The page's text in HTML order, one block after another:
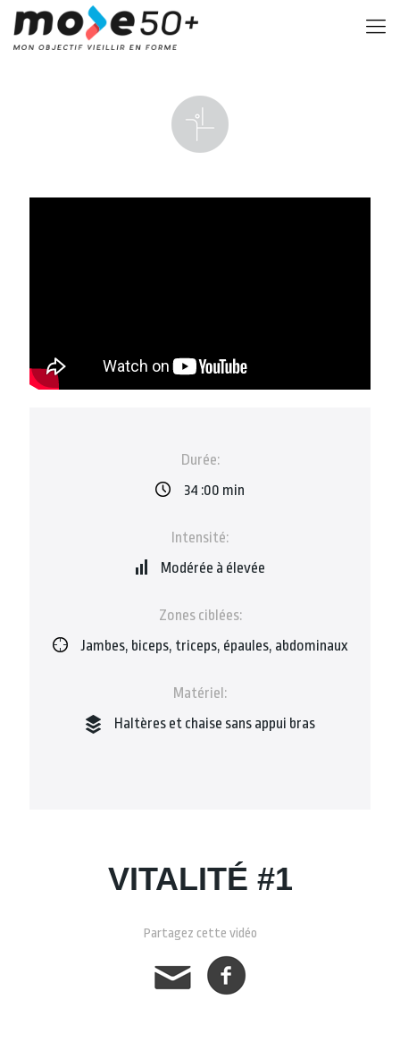
Durée:
34 :00 min
Intensité:
Modérée à élevée
Zones ciblées:
Jambes, biceps, triceps, épaules, abdominaux
Matériel:
Haltères et chaise sans appui bras
VITALITÉ #1
Partagez cette vidéo